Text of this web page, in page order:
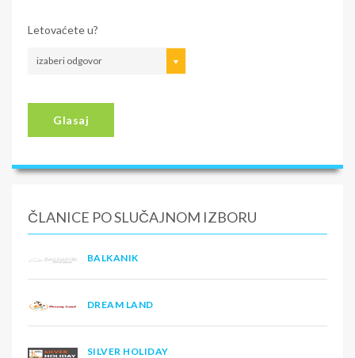
Letovaćete u?
izaberi odgovor
Glasaj
ČLANICE PO SLUČAJNOM IZBORU
BALKANIK
DREAM LAND
SILVER HOLIDAY